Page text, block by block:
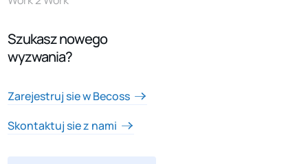
Szukasz nowego
wyzwania?
Zarejestruj sie w Becoss
Skontaktuj sie z nami